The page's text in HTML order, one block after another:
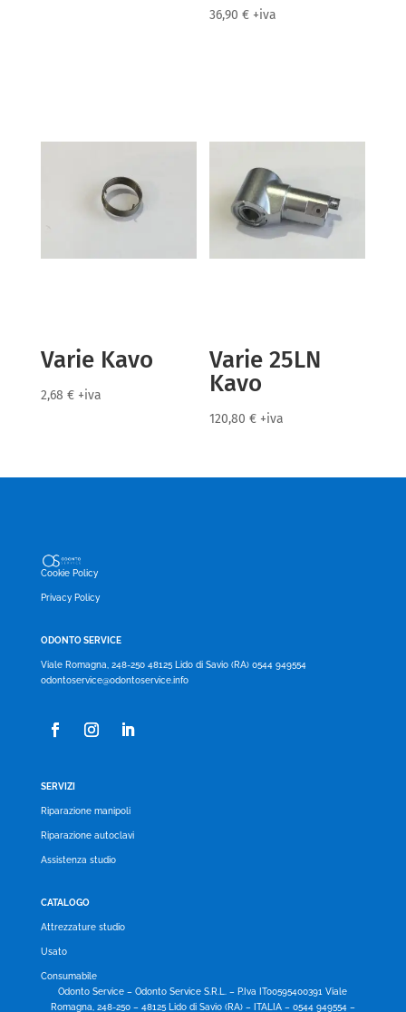
36,90€ +iva
Varie Kavo
2,68 € +iva
Varie 25LN
Kavo
120,80€ +iva
Cookie Policy
Privacy Policy
ODONTO SERVICE
Viale Romagna, 248-250 48125 Lido di Savio (RA) 0544 949554
odontoservice@odontoservice.info
SERVIZI
Riparazione manipoli
Riparazione autoclavi
Assistenza studio
CATALOGO
Attrezzature studio
Usato
Consumabile
Odonto Service – Odonto Service S.R.L. – P.Iva IT00595400391 Viale
Romagna, 248-250 – 48125 Lido di Savio (RA) – ITALIA – 0544 949554 –